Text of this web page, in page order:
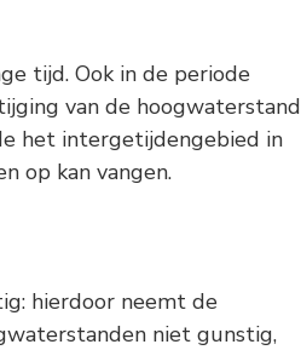
tijd. Ook in de periode
van de hoogwaterstand
het intergetijdengebied in
op kan vangen.
hierdoor neemt de
niet gunstig,